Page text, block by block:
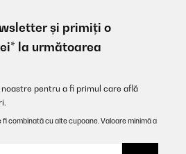
cuisine.
08/01/2025
și primiți o
la următoarea
pentru a fi primul care află
fi combinată cu alte cupoane. Valoare minimă a